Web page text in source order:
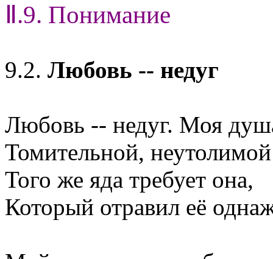
Ⅱ.9. Понимание
9.2. Любовь -- недуг
Любовь -- недуг. Моя
Томительной,
Того же яда требует она,
Который отравил её